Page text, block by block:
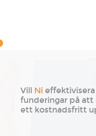
Vill Ni effektivisera
funderingar på att
ett kostnadsfritt